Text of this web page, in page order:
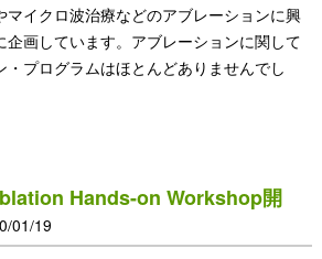
マイクロ波治療などのアブレーションに興
画しています。アブレーションに関して
・プログラムはほとんどありませんでし
Hands-on Workshop開
01/19